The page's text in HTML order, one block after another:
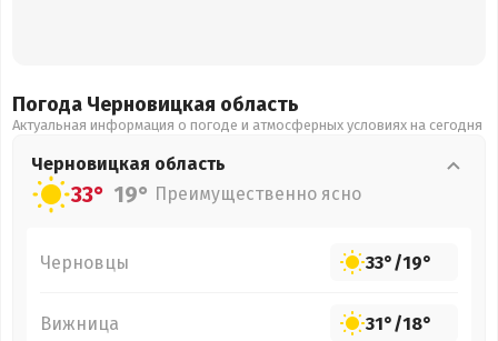
Погода Черновицкая область
Актуальная информация о погоде и атмосферных условиях на сегодня
Черновицкая область
33° 19° Преимущественно ясно
Черновцы 33°/19°
Вижница 31°/18°